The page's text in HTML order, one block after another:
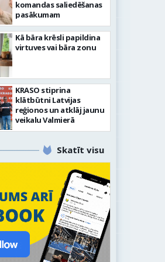
komandas saliedēšanas
pasākumam
Kā bāra krēsli papildina
virtuves vai bāra zonu
KRASO stiprina
klātbūtni Latvijas
reģionos un atklāj jaunu
veikalu Valmierā
Skatīt visu